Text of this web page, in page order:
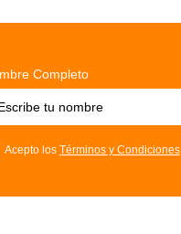
Completo
Acepto los Términos y Condiciones